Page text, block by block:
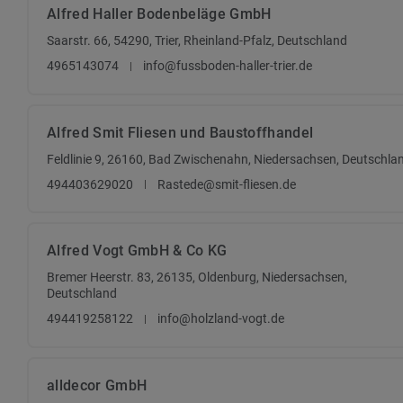
Alfred Haller Bodenbeläge GmbH
Saarstr. 66, 54290, Trier, Rheinland-Pfalz, Deutschland
4965143074
info@fussboden-haller-trier.de
Alfred Smit Fliesen und Baustoffhandel
Feldlinie 9, 26160, Bad Zwischenahn, Niedersachsen,
494403629020
Rastede@smit-fliesen.de
Alfred Vogt GmbH & Co KG
Bremer Heerstr. 83, 26135, Oldenburg, Niedersachsen,
Deutschland
494419258122
info@holzland-vogt.de
alldecor GmbH